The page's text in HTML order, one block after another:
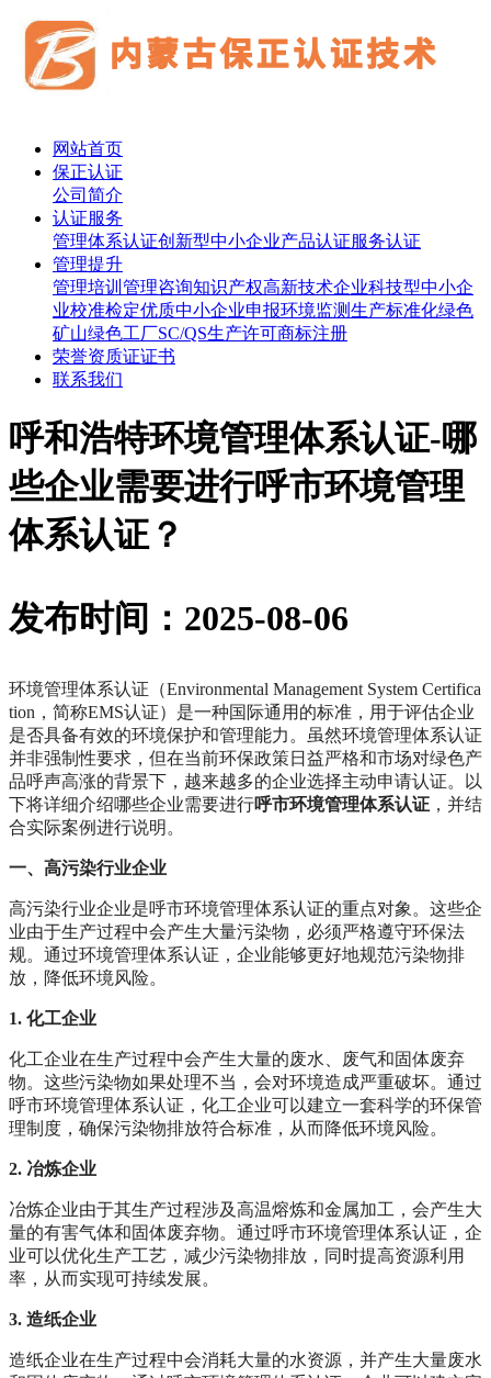
网站首页
保正认证
公司简介
认证服务
管理体系认证创新型中小企业产品认证服务认证
管理提升
管理培训 管理咨询知识产权高新技术企业科技型中小企
业校准检定优质中小企业申报环境监测生产标准化绿色
矿山绿色工厂SC/QS生产许可商标注册
荣誉资质证证书
联系我们
呼和浩特环境管理体系认证-哪
些企业需要进行呼市环境管理
体系认证？
发布时间：2025-08-06
环境管理体系认证（Environmental Management System Certifica
tion，简称EMS认证）是一种国际通用的标准，用于评估企业
是否具备有效的环境保护和管理能力。虽然环境管理体系认证
并非强制性要求，但在当前环保政策日益严格和市场对绿色产
品呼声高涨的背景下，越来越多的企业选择主动申请认证。以
下将详细介绍哪些企业需要进行呼市环境管理体系认证 ，并结
合实际案例进行说明。
一、高污染行业企业
高污染行业企业是呼市环境管理体系认证的重点对象。这些企
业由于生产过程中会产生大量污染物，必须严格遵守环保法
规。通过环境管理体系认证，企业能够更好地规范污染物排
放，降低环境风险。
1. 化工企业
化工企业在生产过程中会产生大量的废水、废气和固体废弃
物。这些污染物如果处理不当，会对环境造成严重破坏。通过
呼市环境管理体系认证，化工企业可以建立一套科学的环保管
理制度，确保污染物排放符合标准，从而降低环境风险。
2. 冶炼企业
冶炼企业由于其生产过程涉及高温熔炼和金属加工，会产生大
量的有害气体和固体废弃物。通过呼市环境管理体系认证，企
业可以优化生产工艺，减少污染物排放，同时提高资源利用
率，从而实现可持续发展。
3. 造纸企业
造纸企业在生产过程中会消耗大量的水资源，并产生大量废水